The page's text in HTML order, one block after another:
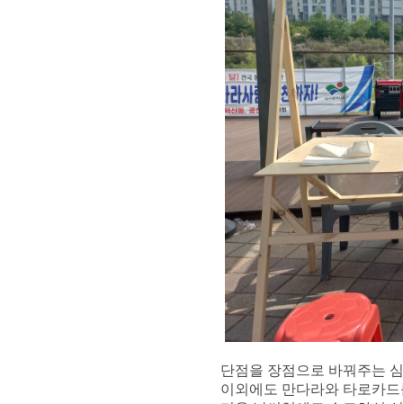
단점을 장점으로 바꿔주는
이외에도 만다라와 타로카